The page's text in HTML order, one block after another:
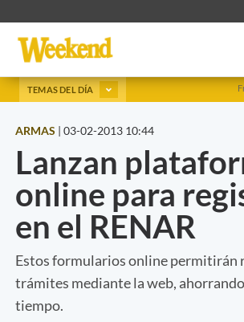
TEMAS DEL DÍA
ARMAS | 03-02-2013 10:44
Lanzan
online para
en el RENAR
Estos formularios online permitirán
trámites mediante la web,
tiempo.